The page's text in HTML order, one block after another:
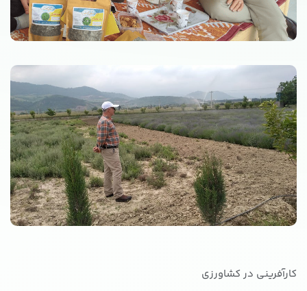
کارآفرینی در کشاورزی